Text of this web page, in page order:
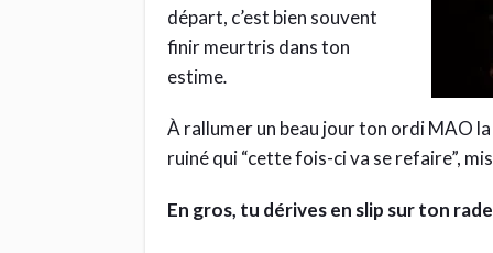
départ, c’est bien souvent
finirmeurtris dans ton
estime.
À rallumer un beau jour ton ordi MAO
ruiné qui “cette fois-ci va se refaire”,
En gros, tu dérives en slip sur ton